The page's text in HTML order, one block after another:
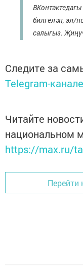
билгеләп, эл/
салыгыз.
Следите за
Telegram-канале
Читайте
национальном
https://max.ru/
Перейти